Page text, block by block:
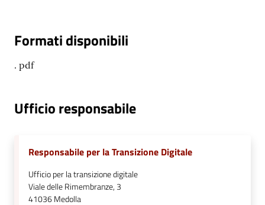
Formati disponibili
. pdf
Ufficio responsabile
Responsabile per la Transizione Digitale
Ufficio per la transizione digitale
Viale delle Rimembranze, 3
41036Medolla